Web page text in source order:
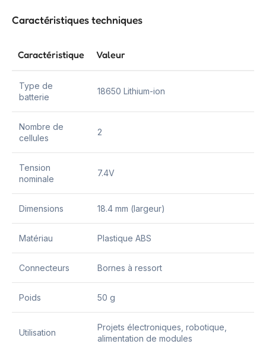
Caractéristiques techniques
Caractéristique Valeur
Type de
batterie
18650 Lithium-ion
Nombre de
cellules
2
Tension
nominale
7.4V
Dimensions 18.4 mm (largeur)
Matériau Plastique ABS
Connecteurs Bornes à ressort
Poids 50 g
Utilisation
Projets électroniques, robotique,
alimentation de modules